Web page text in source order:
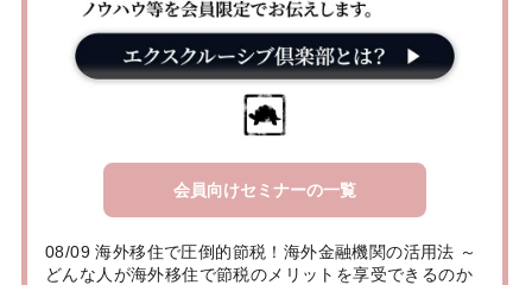
会員向けセミナーの一覧
08/09 海外移住で圧倒的節税！海外金融機関の活用法 ～
どんな人が海外移住で節税のメリットを享受できるのか